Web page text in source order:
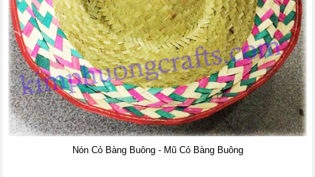
Nón Cỏ Bàng Buông - Mũ Cỏ Bàng Buông